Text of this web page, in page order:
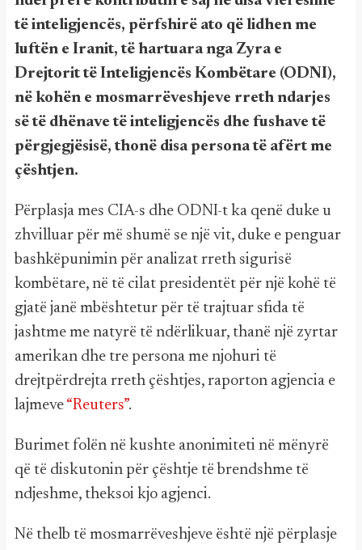
të inteligjencës, përfshirë ato që lidhen me
luftën e Iranit, të hartuara nga Zyra e
Drejtorit të Inteligjencës Kombëtare (ODNI),
në kohën e mosmarrëveshjeve rreth ndarjes
së të dhënave të inteligjencës dhe fushave të
përgjegjësisë, thonë disa persona të afërt me
çështjen.
Përplasja mes CIA-s dhe ODNI-t ka qenë duke u
zhvilluar për më shumë se një vit, duke e penguar
bashkëpunimin për analizat rreth sigurisë
kombëtare, në të cilat presidentët për një kohë të
gjatë janë mbështetur për të trajtuar sfida të
jashtme me natyrë të ndërlikuar, thanë një zyrtar
amerikan dhe tre persona me njohuri të
drejtpërdrejta rreth çështjes, raporton agjencia e
lajmeve “Reuters”.
Burimet folën në kushte anonimiteti në mënyrë
që të diskutonin për çështje të brendshme të
ndjeshme, theksoi kjo agjenci.
Në thelb të mosmarrëveshjeve është një përplasje